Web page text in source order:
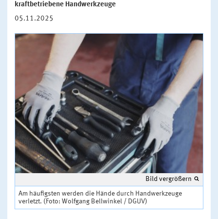
kraftbetriebene Handwerkzeuge
05.11.2025
Bild vergrößern
Am häufigsten werden die Hände durch Handwerkzeuge
verletzt. (Foto: Wolfgang Bellwinkel / DGUV)